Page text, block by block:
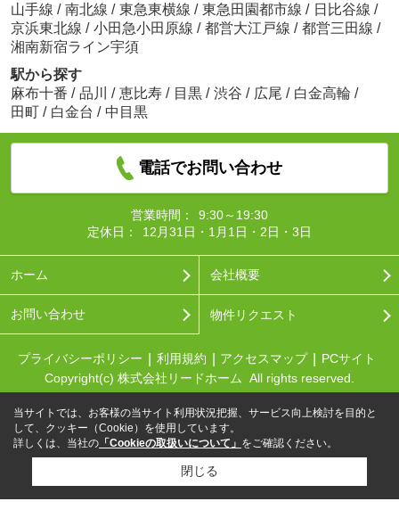
山手線 / 南北線 / 東急東横線 / 東急田園都市線 / 日比谷線 /
京浜東北線 / 小田急小田原線 / 都営大江戸線 / 都営三田線 /
湘南新宿ライン宇須
駅から探す
麻布十番 / 品川 / 恵比寿 / 目黒 / 渋谷 / 広尾 / 白金高輪 /
田町 / 白金台 / 中目黒
電話でお問い合わせ
営業時間：
9:30～19:30
定休日：
12月31日・1月1日・2日・3日
ホーム 会社概要
お問い合わせ 物件リクエスト
プライバシーポリシー 利用規約 アクセスマップ
PCサイト
Copyright(c) 株式会社リードホーム All rights reserved.
当サイトでは、お客様の当サイト利用状況把握、サービス向上検討を目的と
して、クッキー（Cookie）を使用しています。
詳しくは、当社の 「Cookieの取扱いについて」 をご確認ください。
閉じる